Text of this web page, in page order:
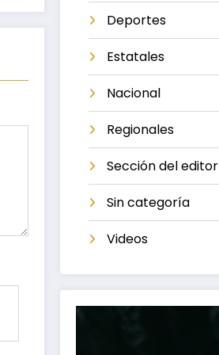
Deportes
Estatales
Nacional
Regionales
Sección del editor
Sin categoría
Videos